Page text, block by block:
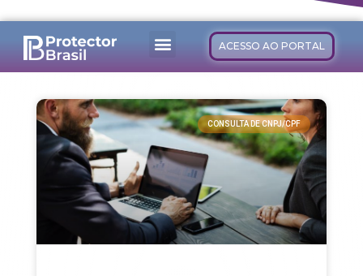
ACESSO AO PORTAL
CONSULTA DE CNPJ/CPF